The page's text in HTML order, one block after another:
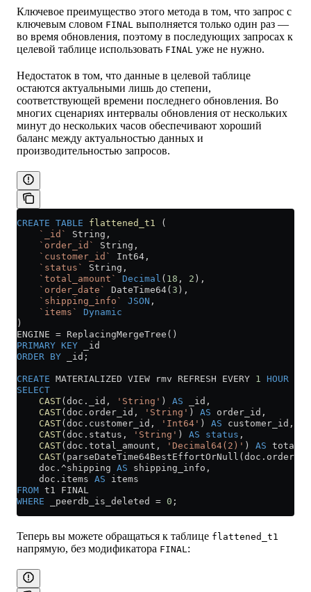
Ключевое преимущество этого метода в том, что запрос с
ключевым словом FINAL выполняется только один раз —
во время обновления, поэтому в последующих запросах к
целевой таблице использовать FINAL уже не нужно.
Недостаток в том, что данные в целевой таблице
остаются актуальными лишь до степени,
соответствующей времени последнего обновления. Во
многих сценариях интервалы обновления от нескольких
минут до нескольких часов обеспечивают хороший
баланс между актуальностью данных и
производительностью запросов.
CREATE TABLE flattened_t1
(
    `_id`
String,
    `order_id`
String,
    `customer_id`
Int64,
    `status`
String,
    `total_amount`
Decimal ( 18 , 2 ),
    `order_date`
DateTime64( 3 ),
    `shipping_info`
JSON ,
    `items`
Dynamic
)
ENGINE = ReplacingMergeTree()
PRIMARY KEY _id
ORDER BY _id;
CREATE MATERIALIZED VIEW rmv REFRESH EVERY 1 HOUR
SELECT
    CAST
(doc . _id , 'String' ) AS _id,
    CAST
(doc . order_id , 'String' ) AS order_id,
    CAST
(doc . customer_id , 'Int64' ) AS customer_id,
    CAST
(doc . status , 'String' ) AS status ,
    CAST
(doc . total_amount , 'Decimal64(2)' ) AS
    CAST
(parseDateTime64BestEffortOrNull(doc .
    doc.^shipping
AS shipping_info,
    doc
. items AS items
FROM t1 FINAL
WHERE _peerdb_is_deleted = 0 ;
Теперь вы можете обращаться к таблице flattened_t1
напрямую, без модификатора FINAL :